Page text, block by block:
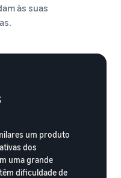
às suas
um produto
dos
uma grande
dificuldade de